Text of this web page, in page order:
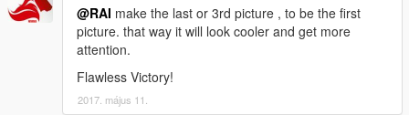
@RAI make the last or 3rd picture , to be the first
picture. that way it will look cooler and get more
attention.
Flawless Victory!
2017. május 11.